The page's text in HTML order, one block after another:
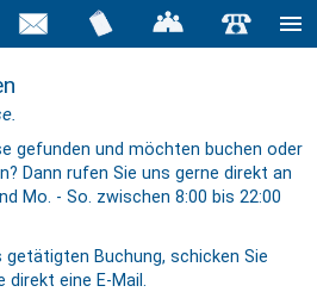
gefunden und möchten buchen oder
Dann rufen Sie uns gerne direkt an
Mo. - So. zwischen 8:00 bis 22:00
getätigten Buchung, schicken Sie
direkt eine E-Mail.